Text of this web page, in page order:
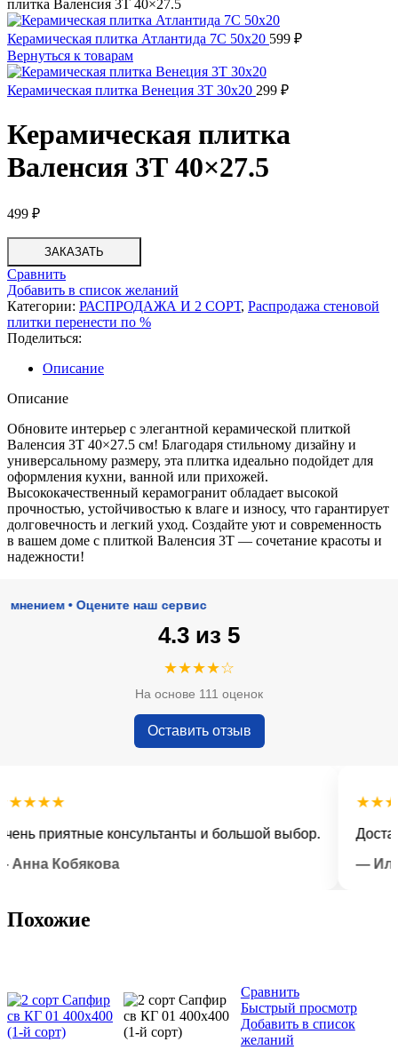
плитка Валенсия 3Т 40×27.5
Керамическая плитка Атлантида 7С 50x20 599 ₽
Вернуться к товарам
Керамическая плитка Венеция 3Т 30x20 299 ₽
Керамическая плитка
Валенсия 3Т 40×27.5
499 ₽
ЗАКАЗАТЬ
Сравнить
Добавить в список желаний
Категории: РАСПРОДАЖА И 2 СОРТ, Распродажа стеновой
плитки перенести по %
Поделиться:
Описание
Описание
Обновите интерьер с элегантной керамической плиткой
Валенсия 3Т 40×27.5 см! Благодаря стильному дизайну и
универсальному размеру, эта плитка идеально подойдет для
оформления кухни, ванной или прихожей.
Высококачественный керамогранит обладает высокой
прочностью, устойчивостью к влаге и износу, что гарантирует
долговечность и легкий уход. Создайте уют и современность
в вашем доме с плиткой Валенсия 3Т — сочетание красоты и
надежности!
• Оцените наш сервис
4.3 из 5
★★★★☆
На основе 111 оценок
Оставить отзыв
приятные консультанты и большой выбор.
Кобякова
★★★★★
Доставка
— Илья
Похожие
Сравнить
Быстрый просмотр
Добавить в список
желаний